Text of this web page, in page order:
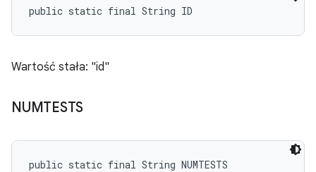
public static final String ID
Wartość stała: "id"
NUMTESTS
public static final String NUMTESTS